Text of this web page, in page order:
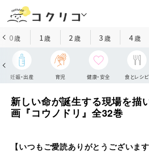
0歳 1歳 2 歳 3歳 4歳
妊娠・出産 育児 健康・安全 食とレシピ
新しい命が誕生する現場を描
画『コウノドリ』全32巻
【いつもご愛読ありがとうございます